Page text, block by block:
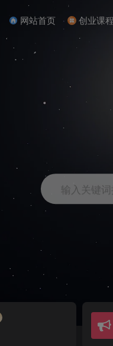
网站首页 创业课程
输入关键